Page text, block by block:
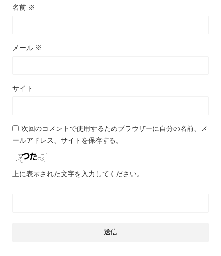
名前 ※
メール ※
サイト
次回のコメントで使用するためブラウザーに自分の名前、メ
ールアドレス、サイトを保存する。
上に表示された文字を入力してください。